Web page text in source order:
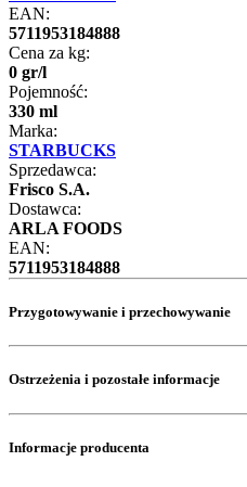
EAN:
5711953184888
Cena za kg:
0 gr/l
Pojemność:
330 ml
Marka:
STARBUCKS
Sprzedawca:
Frisco S.A.
Dostawca:
ARLA FOODS
EAN:
5711953184888
Przygotowywanie i przechowywanie
Ostrzeżenia i pozostałe informacje
Informacje producenta